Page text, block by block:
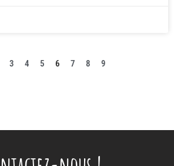
3 4 5 6 7 8 9